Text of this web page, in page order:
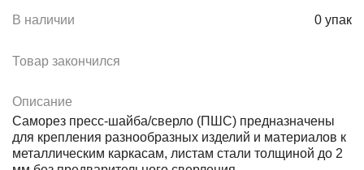
В наличии 0 упак
Товар закончился
Описание
Саморез пресс-шайба/сверло (ПШС) предназначены
для крепления разнообразных изделий и материалов к
металлическим каркасам, листам стали толщиной до 2